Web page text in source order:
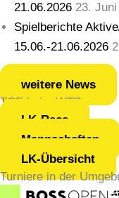
21.06.2026 23.
Spielberichte
15.06.-21.06.2026
weitere News
TCE beim WTB
LK-Race
Mannschaften
LK-Übersicht
Turniere in der